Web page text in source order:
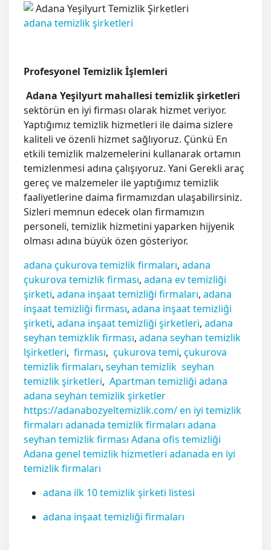
adana temizlik şirketleri
Profesyonel Temizlik İşlemleri
Adana Yeşilyurt mahallesi temizlik şirketleri
sektörün en iyi firması olarak hizmet veriyor.
Yaptığımız temizlik hizmetleri ile daima sizlere
kaliteli ve özenli hizmet sağlıyoruz. Çünkü En
etkili temizlik malzemelerini kullanarak ortamın
temizlenmesi adına çalışıyoruz. Yani Gerekli araç
gereç ve malzemeler ile yaptığımız temizlik
faaliyetlerine daima firmamızdan ulaşabilirsiniz.
Sizleri memnun edecek olan firmamızın
personeli, temizlik hizmetini yaparken hijyenik
olması adına büyük özen gösteriyor.
adana çukurova temizlik firmaları, adana
çukurova temizlik firması, adana ev temizliği
şirketi, adana inşaat temizliği firmaları, adana
inşaat temizliği firması, adana inşaat temizliği
şirketi, adana inşaat temizliği şirketleri, adana
seyhan temizklik firması, adana seyhan temizlik
lşirketleri, firması, çukurova temi, çukurova
temizlik firmaları, seyhan temizlik seyhan
temizlik şirketleri, Apartman temizliği adana
adana seyhan temizlik şirketler
https://adanabozyeltemizlik.com/ en iyi temizlik
firmaları adanada temizlik firmaları adana
seyhan temizlik firması Adana ofis temizliği
Adana genel temizlik hizmetleri adanada en iyi
temizlik firmaları
adana ilk 10 temizlik şirketi listesi
adana inşaat temizliği firmaları